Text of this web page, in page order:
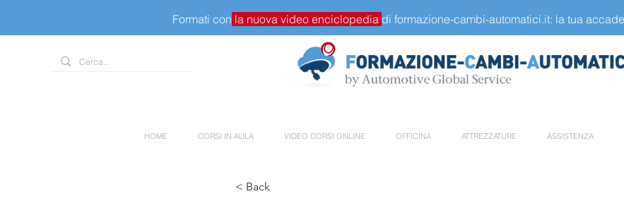
Formati con la nuova video enciclopedia di formazione-cambi-automatici.it: la tua
HOME CORSI IN AULA VIDEO CORSI ONLINE OFFICINA ATTREZZATURE ASSISTENZA
< Back